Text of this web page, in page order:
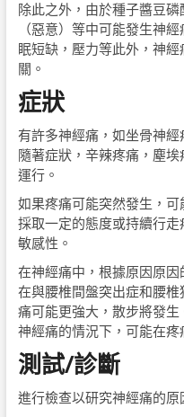
除此之外，由於種子醬豆
（惡意）等中可能發生神
眠短缺，壓力等此外，神
關。
症狀
有許多神經痛，如坐骨神
隨著症狀，辛辣疼痛，塵
運行。
如果疼痛可能突然發生，
採取一定的態度或持續行
敏感性。
在神經痛中，根據原因原因
在與腰椎間盤突出症和腰
痛可能更強大，散步將發
神經痛的情況下，可能在疼
測試/診斷
進行檢查以研究神經痛的原